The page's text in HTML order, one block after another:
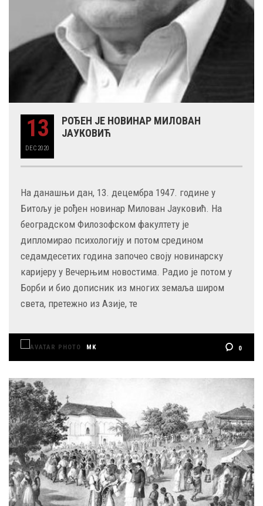
13
DEC 2020
РОЂЕН ЈЕ НОВИНАР МИЛОВАН
ЈАУКОВИЋ
На данашњи дан, 13. децембра 1947. године у
Битољу је рођен новинар Милован Јауковић. На
београдском Филозофском факултету је
дипломирао психологију и потом средином
седамдесетих година започео своју новинарску
каријеру у Вечерњим новостима. Радио је потом у
Борби и био дописник из многих земаља широм
света, претежно из Азије, те
MK 0